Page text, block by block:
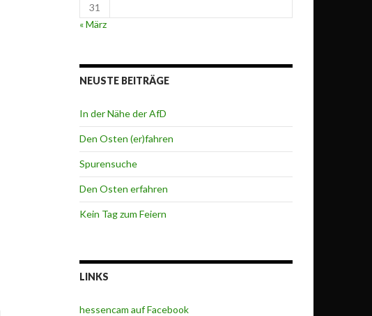
31
« März
NEUSTE BEITRÄGE
In der Nähe der AfD
Den Osten (er)fahren
Spurensuche
Den Osten erfahren
Kein Tag zum Feiern
LINKS
hessencam auf Facebook